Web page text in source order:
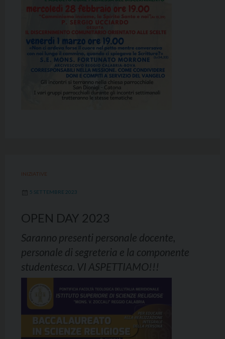
INIZIATIVE
5 SETTEMBRE 2023
OPEN DAY 2023
Saranno presenti personale docente,
personale di segreteria e la componente
studentesca. VI ASPETTIAMO!!!